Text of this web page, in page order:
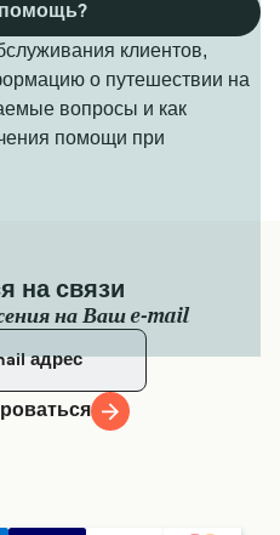
клиентов,
о путешествии на
вопросы и как
помощи при
на связи
на Ваш e-mail